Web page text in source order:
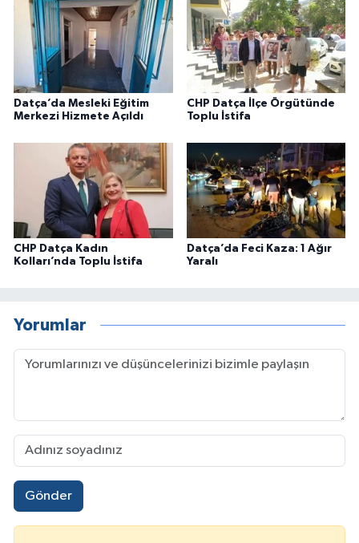
Datça’da Mesleki Eğitim
Merkezi Hizmete Açıldı
CHP Datça İlçe Örgütünde
Toplu İstifa
CHP Datça Kadın
Kolları’nda Toplu İstifa
Datça’da Feci Kaza: 1 Ağır
Yaralı
Yorumlar
Gönder